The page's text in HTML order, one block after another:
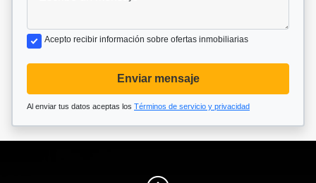
Acepto recibir información sobre ofertas inmobiliarias
Enviar mensaje
Al enviar tus datos aceptas los Términos de servicio y privacidad